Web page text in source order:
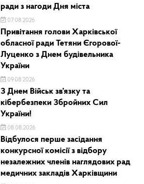
ради з нагоди Дня міста
07.08.2026
Привітання голови Харківської
обласної ради Тетяни Єгорової-
Луценко з Днем будівельника
України
09.08.2026
З Днем Військ зв’язку та
кібербезпеки Збройних Сил
України!
08.08.2026
Відбулося перше засідання
конкурсної комісії з відбору
незалежних членів наглядових рад
медичних закладів Харківщини